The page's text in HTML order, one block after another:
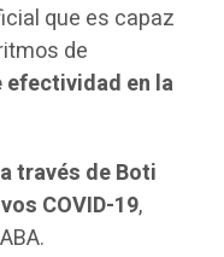
que es capaz
de
efectividad en la
través de Boti
COVID-19,